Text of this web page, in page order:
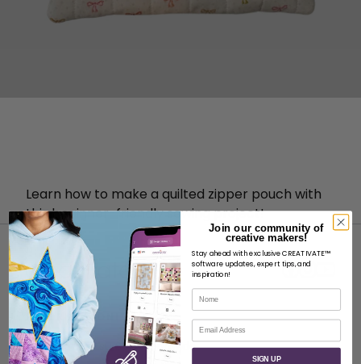
Learn how to make a quilted zipper pouch with
this beginner-friendly sewing project!
INFORMAZIONI
Informazioni su SVP Worldwide
Join our community of
creative makers!
Stay ahead with exclusive CREATIVATE™
software updates, expert tips, and
inspiration!
Nome
Email
SIGN UP